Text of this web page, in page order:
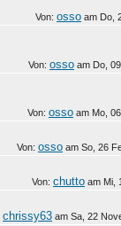
Von: osso am Do,
Von: osso am Do,
Von: osso am Mo,
Von: osso am So, 26
Von: chutto am Mi,
chrissy63 am Sa, 22